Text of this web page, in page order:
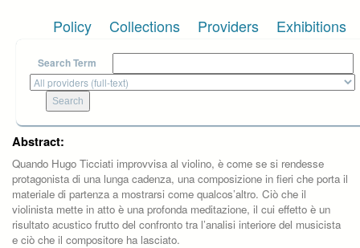
Policy Collections Providers Exhibitions
Search Term
Abstract:
Quando Hugo Ticciati improvvisa al violino, è come se si rendesse
protagonista di una lunga cadenza, una composizione in fieri che porta il
materiale di partenza a mostrarsi come qualcos’altro. Ciò che il
violinista mette in atto è una profonda meditazione, il cui effetto è un
risultato acustico frutto del confronto tra l’analisi interiore del musicista
e ciò che il compositore ha lasciato.